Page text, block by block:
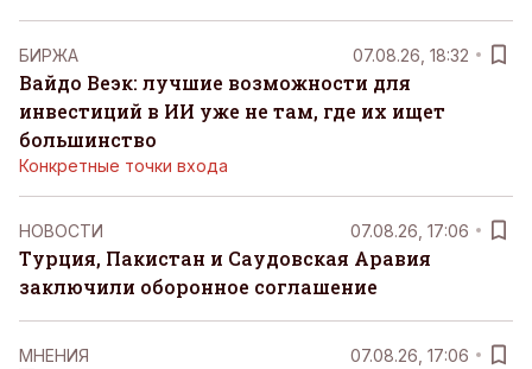
БИРЖА 07.08.26, 18:32
Вайдо Веэк: лучшие возможности для
инвестиций в ИИ уже не там, где их ищет
большинство
Конкретные точки входа
НОВОСТИ 07.08.26, 17:06
Турция, Пакистан и Саудовская Аравия
заключили оборонное соглашение
MНЕНИЯ 07.08.26, 17:06